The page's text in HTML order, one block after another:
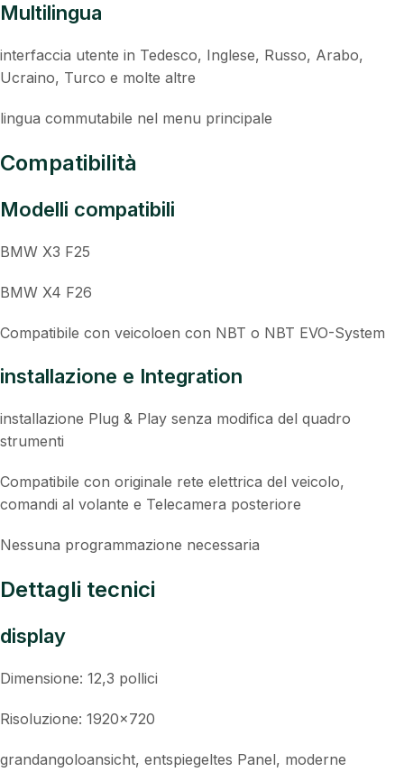
Multilingua
interfaccia utente in Tedesco, Inglese, Russo, Arabo,
Ucraino, Turco e molte altre
lingua commutabile nel menu principale
Compatibilità
Modelli compatibili
BMW X3 F25
BMW X4 F26
Compatibile con veicoloen con NBT o NBT EVO-System
installazione e Integration
installazione Plug & Play senza modifica del quadro
strumenti
Compatibile con originale rete elettrica del veicolo,
comandi al volante e Telecamera posteriore
Nessuna programmazione necessaria
Dettagli tecnici
display
Dimensione: 12,3 pollici
Risoluzione: 1920×720
grandangoloansicht, entspiegeltes Panel, moderne